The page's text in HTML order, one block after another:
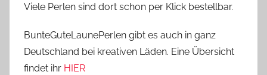
Viele Perlen sind dort schon per Klick bestellbar.
BunteGuteLaunePerlen gibt es auch in ganz
Deutschland bei kreativen Läden. Eine Übersicht
findet ihr HIER